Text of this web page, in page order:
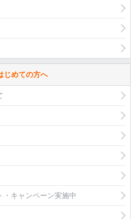
じめての方へ
・キャンペーン実施中